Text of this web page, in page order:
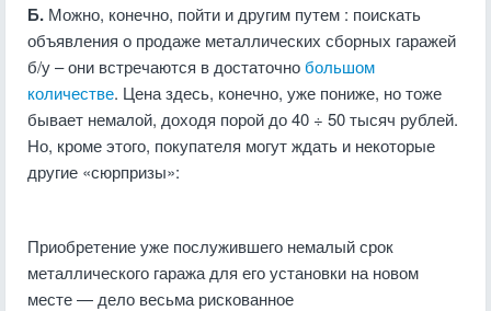
Б. Можно, конечно, пойти и другим путем : поискать
объявления о продаже металлических сборных гаражей
б/у–они встречаются в достаточнобольшом
количестве. Цена здесь, конечно, уже пониже, но тоже
бывает немалой, доходя порой до 40 ÷ 50 тысяч рублей.
Но, кроме этого, покупателя могут ждать и некоторые
другие «сюрпризы»:
Приобретение уже послужившего немалый срок
металлического гаража для его установки на новом
месте — дело весьма рискованное